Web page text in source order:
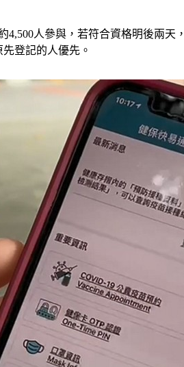
人參與，若符合資格明後兩
登記的人優先。